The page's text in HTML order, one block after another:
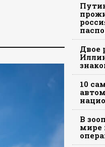
Двое
10
В
мире